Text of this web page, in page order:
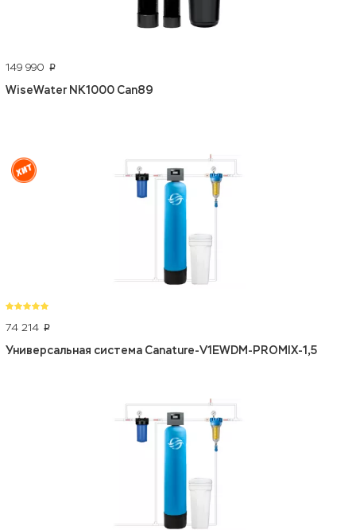
149 990 p
WiseWater NK1000 Can89
74 214 p
Универсальная система Canature-V1EWDM-PROMIX-1,5